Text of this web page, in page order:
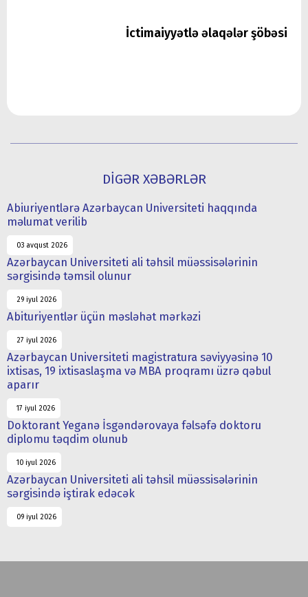
İctimaiyyətlə əlaqələr şöbəsi
DİGƏR XƏBƏRLƏR
Abiuriyentlərə Azərbaycan Universiteti haqqında
məlumat verilib
03 avqust 2026
Azərbaycan Universiteti ali təhsil müəssisələrinin
sərgisində təmsil olunur
29 iyul 2026
Abituriyentlər üçün məsləhət mərkəzi
27 iyul 2026
Azərbaycan Universiteti magistratura səviyyəsinə 10
ixtisas, 19 ixtisaslaşma və MBA proqramı üzrə qəbul
aparır
17 iyul 2026
Doktorant Yeganə İsgəndərovaya fəlsəfə doktoru
diplomu təqdim olunub
10 iyul 2026
Azərbaycan Universiteti ali təhsil müəssisələrinin
sərgisində iştirak edəcək
09 iyul 2026